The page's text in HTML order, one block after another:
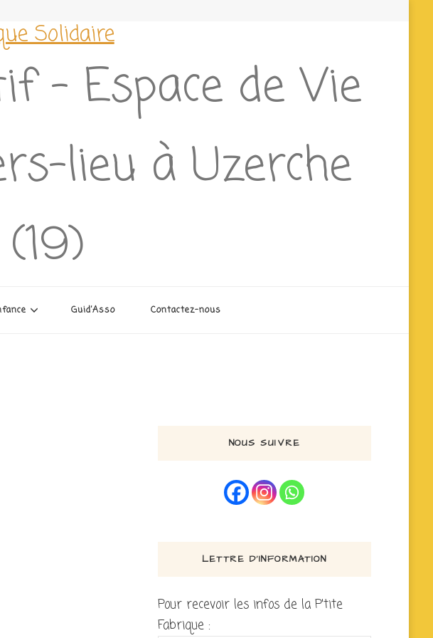
Solidaire
– Espace de Vie
lieu à Uzerche
(19)
Guid’Asso Contactez-nous
NOUS SUIVRE
LETTRE D’INFORMATION
Pour recevoir les infos de la P'tite
Fabrique :